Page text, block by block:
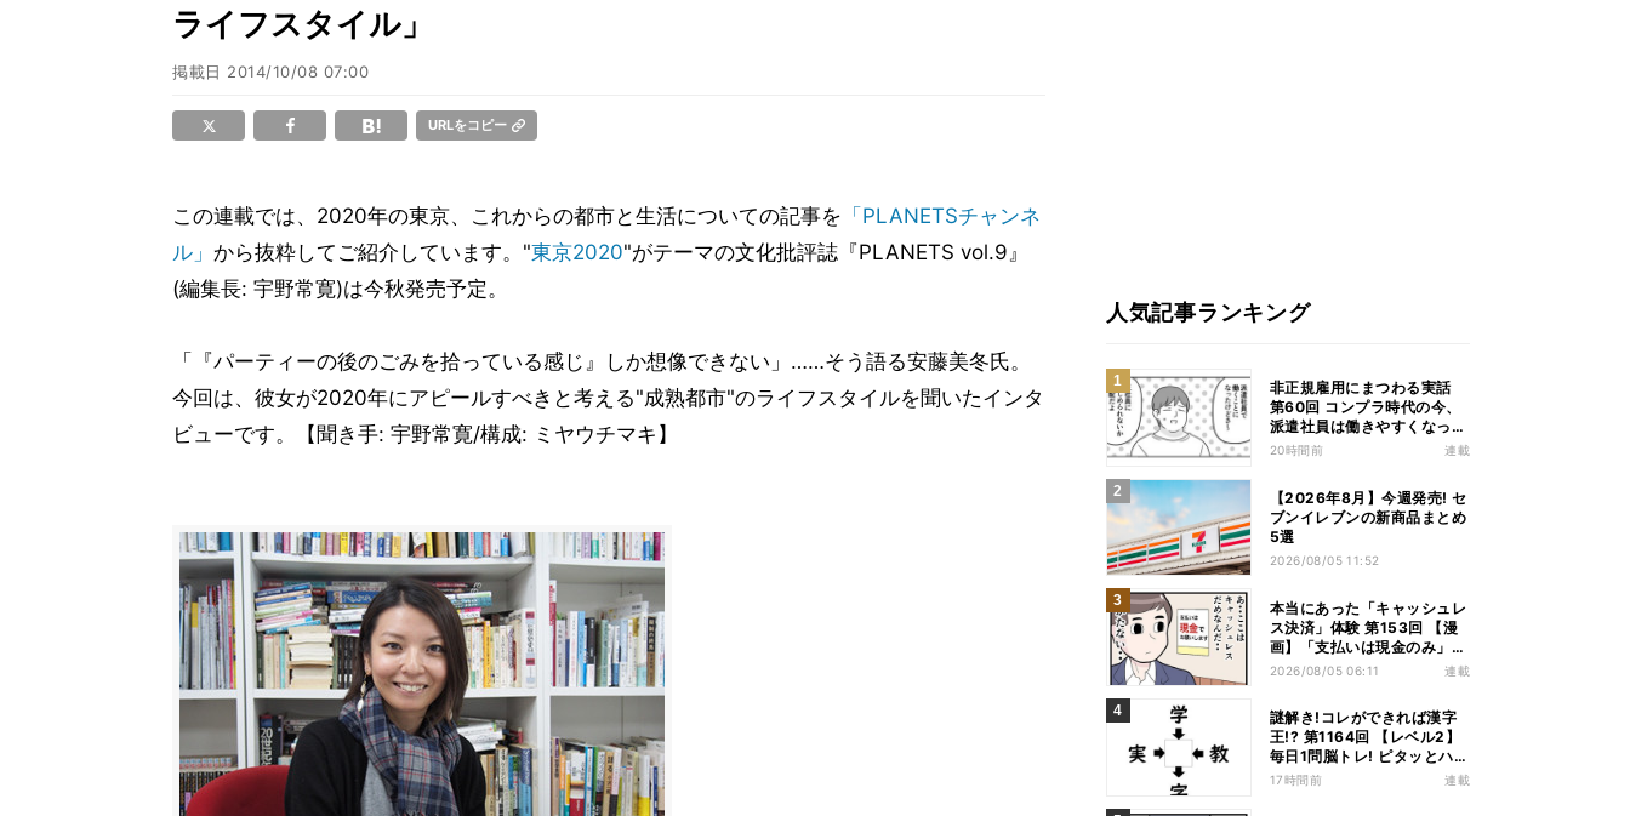
ライフスタイル」
掲載日 2014/10/08 07:00
URLをコピー
この連載では、2020年の東京、これからの都市と生活についての記事を 「PLANETSチャンネ
ル」 から抜粋してご紹介しています。"東京2020"がテーマの文化批評誌『PLANETS vol.9』
(編集長: 宇野常寛)は今秋発売予定。
「『パーティーの後のごみを拾っている感じ』しか想像できない」……そう語る安藤美冬氏。
今回は、彼女が2020年にアピールすべきと考える"成熟都市"のライフスタイルを聞いたインタ
ビューです。【聞き手: 宇野常寛/構成: ミヤウチマキ】
人気記事ランキング
非正規雇用にまつわる実話
第60回 コンプラ時代の今、
派遣社員は働きやすくなっ
た?
20時間前 連載
【2026年8月】今週発売! セ
ブンイレブンの新商品まとめ
5選
2026/08/05 11:52
本当にあった「キャッシュレ
ス決済」体験 第153回 【漫
画】「支払いは現金のみ」と
分かっていたのに……会計で
2026/08/05 06:11 連載
謎解き!コレができれば漢字
王!? 第1164回 【レベル2】
毎日1問脳トレ! ピタッとハマ
る漢字はどれだ?
17時間前 連載